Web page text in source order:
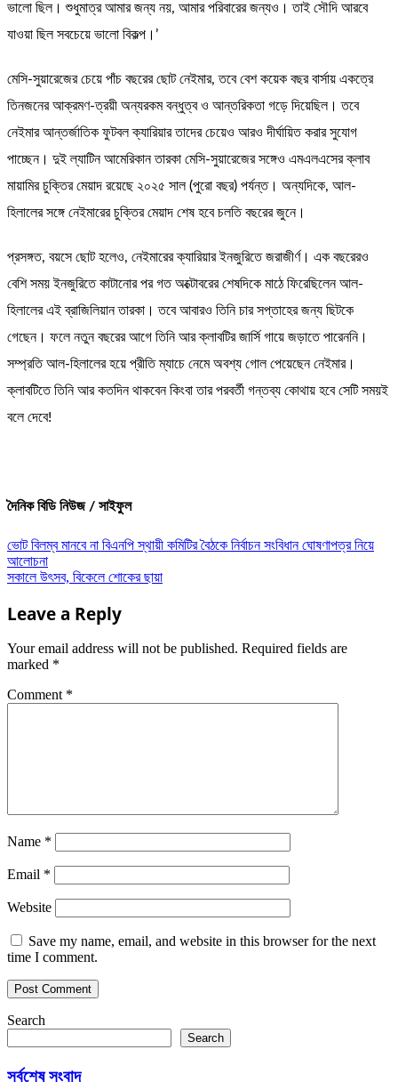
ভালো ছিল। শুধুমাত্র আমার জন্য নয়, আমার পরিবারের জন্যও। তাই সৌদি আরবে
যাওয়া ছিল সবচেয়ে ভালো বিকল্প।’
মেসি-সুয়ারেজের চেয়ে পাঁচ বছরের ছোট নেইমার, তবে বেশ কয়েক বছর বার্সায় একত্রে
তিনজনের আক্রমণ-ত্রয়ী অন্যরকম বন্ধুত্ব ও আন্তরিকতা গড়ে দিয়েছিল। তবে
নেইমার আন্তর্জাতিক ফুটবল ক্যারিয়ার তাদের চেয়েও আরও দীর্ঘায়িত করার সুযোগ
পাচ্ছেন। দুই ল্যাটিন আমেরিকান তারকা মেসি-সুয়ারেজের সঙ্গেও এমএলএসের ক্লাব
মায়ামির চুক্তির মেয়াদ রয়েছে ২০২৫ সাল (পুরো বছর) পর্যন্ত। অন্যদিকে, আল-
হিলালের সঙ্গে নেইমারের চুক্তির মেয়াদ শেষ হবে চলতি বছরের জুনে।
প্রসঙ্গত, বয়সে ছোট হলেও, নেইমারের ক্যারিয়ার ইনজুরিতে জরাজীর্ণ। এক বছরেরও
বেশি সময় ইনজুরিতে কাটানোর পর গত অক্টোবরের শেষদিকে মাঠে ফিরেছিলেন আল-
হিলালের এই ব্রাজিলিয়ান তারকা। তবে আবারও তিনি চার সপ্তাহের জন্য ছিটকে
গেছেন। ফলে নতুন বছরের আগে তিনি আর ক্লাবটির জার্সি গায়ে জড়াতে পারেননি।
সম্প্রতি আল-হিলালের হয়ে প্রীতি ম্যাচে নেমে অবশ্য গোল পেয়েছেন নেইমার।
ক্লাবটিতে তিনি আর কতদিন থাকবেন কিংবা তার পরবর্তী গন্তব্য কোথায় হবে সেটি সময়ই
বলে দেবে!
দৈনিক বিডি নিউজ / সাইফুল
Post
navigation
ভোট বিলম্ব মানবে না বিএনপি স্থায়ী কমিটির বৈঠকে নির্বাচন সংবিধান ঘোষণাপত্র নিয়ে
আলোচনা
সকালে উৎসব, বিকেলে শোকের ছায়া
Leave a Reply
Your email address will not be published. Required fields are
marked *
Comment *
Name *
Email *
Website
Save my name, email, and website in this browser for the next
time I comment.
Search
Search
সর্বশেষ সংবাদ